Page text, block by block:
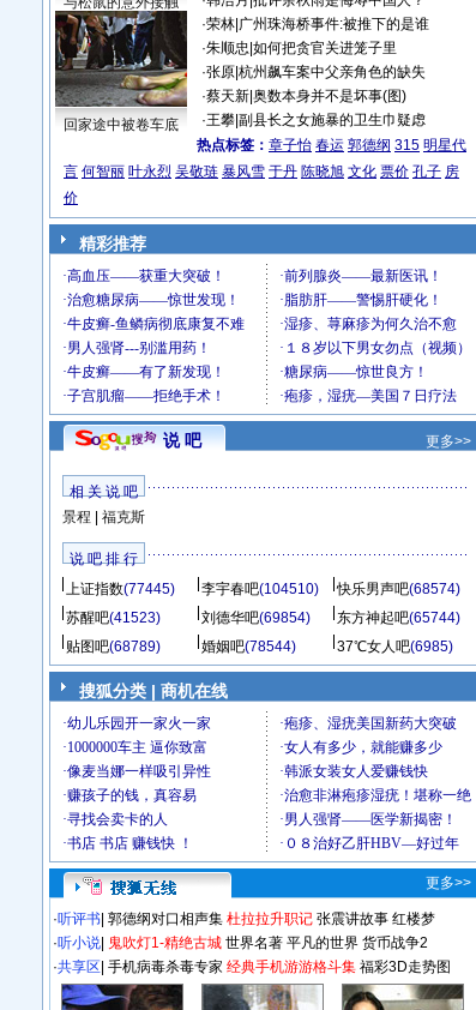
回家途中被卷车底
·荣林| 广州珠海桥事件:被推下的是谁
·朱顺忠 如何把贪官关进笼子里
·张原| 杭州飙车案中父亲角色的缺失
·蔡天新| 奥数本身并不是坏事(图)
·王攀| 副县长之女施暴的卫生巾疑虑
热点标签： 章子怡 春运 郭德纲 315 明星代
言 何智丽 叶永烈 吴敬琏 暴风雪 于丹 陈晓旭 文化 票价 孔子 房
价
精彩推荐
说 吧 更多>>
相 关 说 吧
景程
福克斯
说 吧 排 行
上证指数(77445) 李宇春吧(104510) 快乐男声吧(68574)
苏醒吧(41523) 刘德华吧(69854) 东方神起吧(65744)
贴图吧(68789) 婚姻吧(78544) 37℃女人吧(6985)
搜狐分类 | 商机在线
更多>>
·听评书 郭德纲对口相声集 杜拉拉升职记 张震讲故事 红楼梦
·听小说 鬼吹灯1-精绝古城 世界名著 平凡的世界 货币战争2
·共享区 手机病毒杀毒专家 经典手机游游格斗集 福彩3D走势图